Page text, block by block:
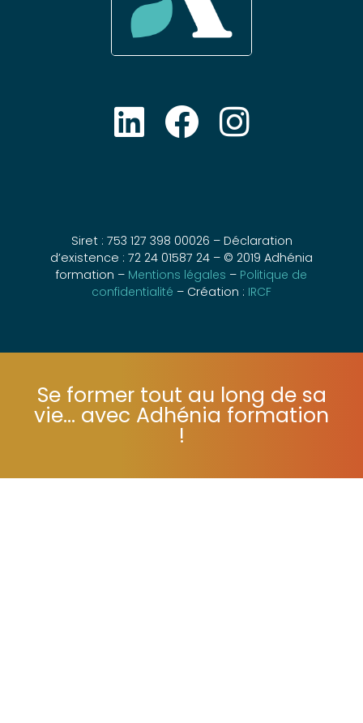
Siret : 753 127 398 00026 – Déclaration
d’existence : 72 24 01587 24 – © 2019 Adhénia
formation – Mentions légales
Politique de
confidentialité – Création : IRCF
Se former tout au long de sa
vie... avec Adhénia formation
!